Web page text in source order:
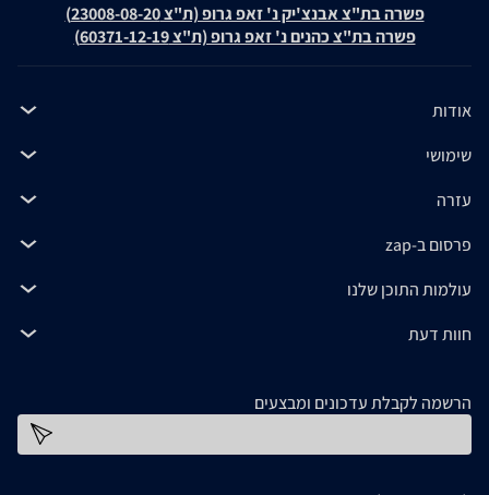
פשרה בת"צ אבנצ'יק נ' זאפ גרופ (ת"צ 23008-08-20)
פשרה בת"צ כהנים נ' זאפ גרופ (ת"צ 60371-12-19)
אודות
שימושי
עזרה
פרסום ב-zap
עולמות התוכן שלנו
חוות דעת
הרשמה לקבלת עדכונים ומבצעים